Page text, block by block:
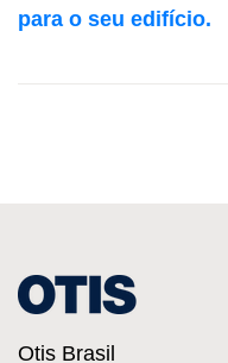
para o seu edifício.
Otis Brasil